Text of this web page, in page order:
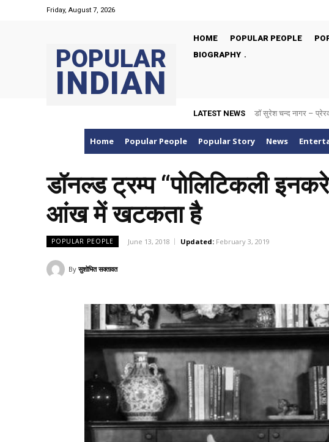
Friday, August 7, 2026
POPULAR
INDIAN
HOME POPULAR PEOPLE
BIOGRAPHY
LATEST NEWS डॉ सुरेश चन्द नागर – प्रेरक
Home Popular People Popular Story News
डॉनल्ड ट्रम्प “पोलिटिकली
आंख में खटकता है
POPULAR PEOPLE June 13, 2018 Updated: February 3, 2019
By सुशोभित सक्तावत